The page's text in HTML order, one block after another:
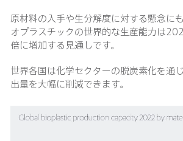
原材料の入手や生分解度に対する懸念に
オプラスチックの世界的な生産能力は
倍に増加する見通しです。
世界各国は化学セクターの脱炭素化を通
出量を大幅に削減できます。